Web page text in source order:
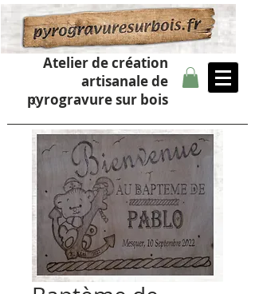
Atelier de création
artisanale de
pyrogravure sur bois